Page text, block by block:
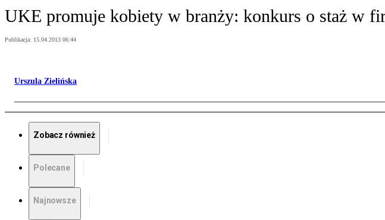
UKE promuje kobiety w branży: konkurs o staż w
Publikacja: 15.04.2013 06:44
Urszula Zielińska
Zobacz również
Polecane
Najnowsze